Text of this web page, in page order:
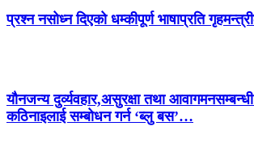
प्रश्न नसोध्न दिएको धम्कीपूर्ण भाषाप्रति
यौनजन्य दुर्व्यवहार,असुरक्षा तथा आवागमनसम्बन्धी
कठिनाइलाई सम्बोधन गर्न ‘ब्लु बस’…